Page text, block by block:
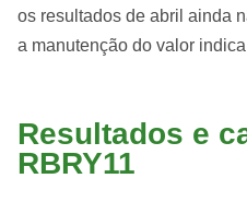
os resultados de abril ainda
a manutenção do valor
Resultados e
RBRY11